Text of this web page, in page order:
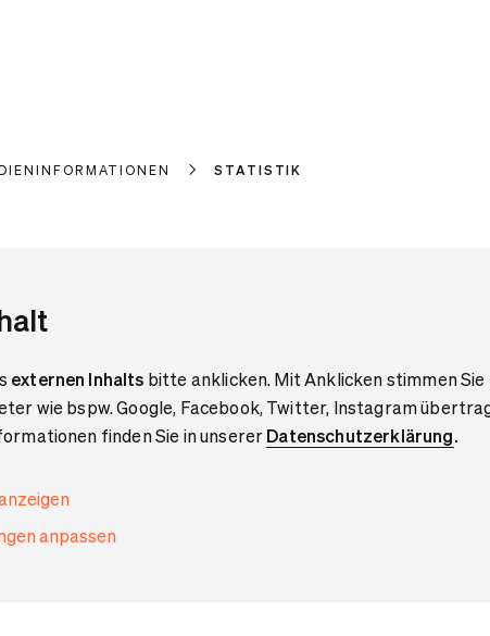
STATISTIK
externen Inhalts bitte anklicken. Mit Anklicken stimmen Sie
wie bspw. Google, Facebook, Twitter, Instagram
finden Sie in unsererDatenschutzerklärung.
anpassen